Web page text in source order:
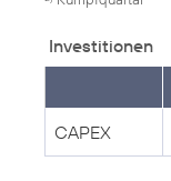
Investitionen
CAPEX